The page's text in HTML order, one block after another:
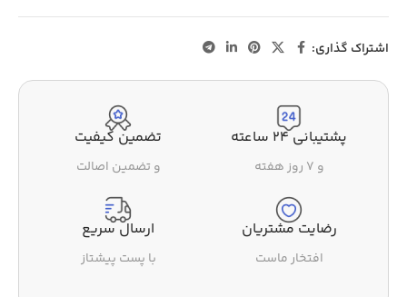
اشتراک گذاری:
پشتیبانی ۲۴ ساعته
و ۷ روز هفته
تضمین کیفیت
و تضمین اصالت
رضایت مشتریان
افتخار ماست
ارسال سریع
با پست پیشتاز